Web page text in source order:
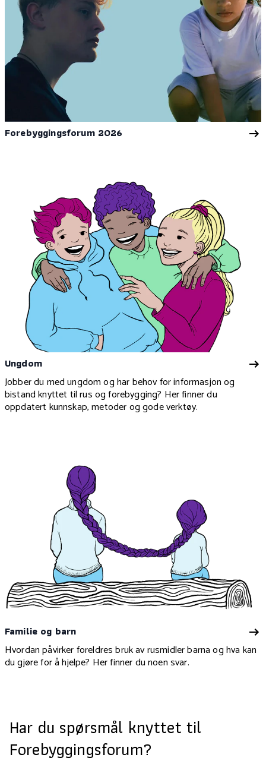
Forebyggingsforum 2026
Ungdom
Jobber du med ungdom og har behov for informasjon og
bistand knyttet til rus og forebygging? Her finner du
oppdatert kunnskap, metoder og gode verktøy.
Familie og barn
Hvordan påvirker foreldres bruk av rusmidler barna og hva kan
du gjøre for å hjelpe? Her finner du noen svar.
Har du spørsmål knyttet til
Forebyggingsforum?